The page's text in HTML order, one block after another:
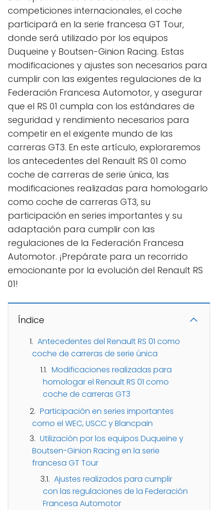
competiciones internacionales, el coche
participará en la serie francesa GT Tour,
donde será utilizado por los equipos
Duqueine y Boutsen-Ginion Racing. Estas
modificaciones y ajustes son necesarios para
cumplir con las exigentes regulaciones de la
Federación Francesa Automotor, y asegurar
que el RS 01 cumpla con los estándares de
seguridad y rendimiento necesarios para
competir en el exigente mundo de las
carreras GT3. En este artículo, exploraremos
los antecedentes del Renault RS 01 como
coche de carreras de serie única, las
modificaciones realizadas para homologarlo
como coche de carreras GT3, su
participación en series importantes y su
adaptación para cumplir con las
regulaciones de la Federación Francesa
Automotor. ¡Prepárate para un recorrido
emocionante por la evolución del Renault RS
01!
Índice
Antecedentes del Renault RS 01 como
coche de carreras de serie única
Modificaciones realizadas para
homologar el Renault RS 01 como
coche de carreras GT3
Participación en series importantes
como el WEC, USCC y Blancpain
Utilización por los equipos Duqueine y
Boutsen-Ginion Racing en la serie
francesa GT Tour
Ajustes realizados para cumplir
con las regulaciones de la Federación
Francesa Automotor